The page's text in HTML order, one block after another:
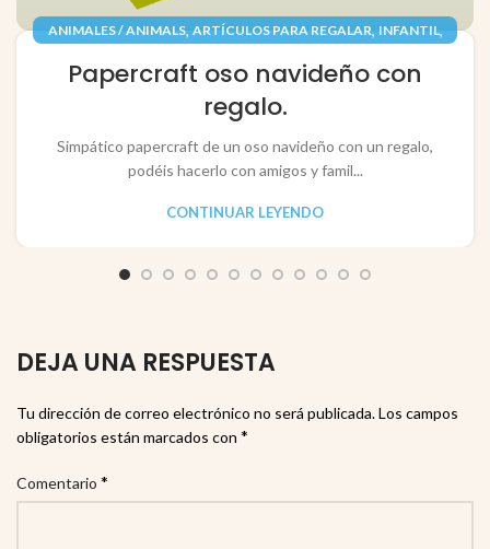
ANIMALES / ANIMALS, ARTÍCULOS PARA REGALAR, INFANTIL,
RECORTABLES PAPERCRAFT
Papercraft oso navideño con
regalo.
Simpático papercraft de un oso navideño con un regalo,
podéis hacerlo con amigos y famil...
CONTINUAR LEYENDO
DEJA UNA RESPUESTA
Tu dirección de correo electrónico no será publicada.Los campos
obligatorios están marcados con *
Comentario *